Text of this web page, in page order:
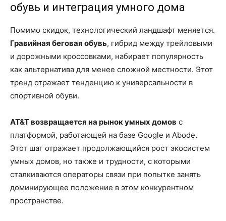
обувь и интеграция умного дома
Помимо скидок, технологический ландшафт меняется.
Гравийная беговая обувь, гибрид между трейловыми
и дорожными кроссовками, набирает популярность
как альтернатива для менее сложной местности. Этот
тренд отражает тенденцию к универсальности в
спортивной обуви.
AT&T возвращается на рынок умных домов с
платформой, работающей на базе Google и Abode.
Этот шаг отражает продолжающийся рост экосистем
умных домов, но также и трудности, с которыми
сталкиваются операторы связи при попытке занять
доминирующее положение в этом конкурентном
пространстве.